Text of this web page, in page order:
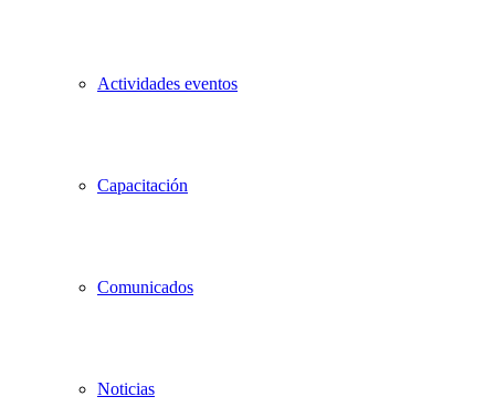
Actividades eventos
Capacitación
Comunicados
Noticias